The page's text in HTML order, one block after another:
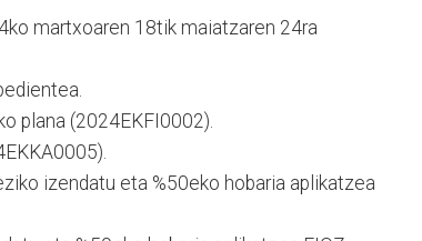
martxoaren 18tik maiatzaren 24ra
plana (2024EKFI0002).
izendatu eta %50eko hobaria aplikatzea